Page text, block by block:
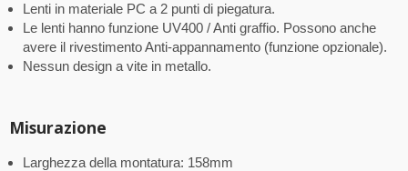
Lenti in materiale PC a 2 punti di piegatura.
Le lenti hanno funzione UV400 / Anti graffio. Possono anche
avere il rivestimento Anti-appannamento (funzione opzionale).
Nessun design a vite in metallo.
Misurazione
Larghezza della montatura: 158mm